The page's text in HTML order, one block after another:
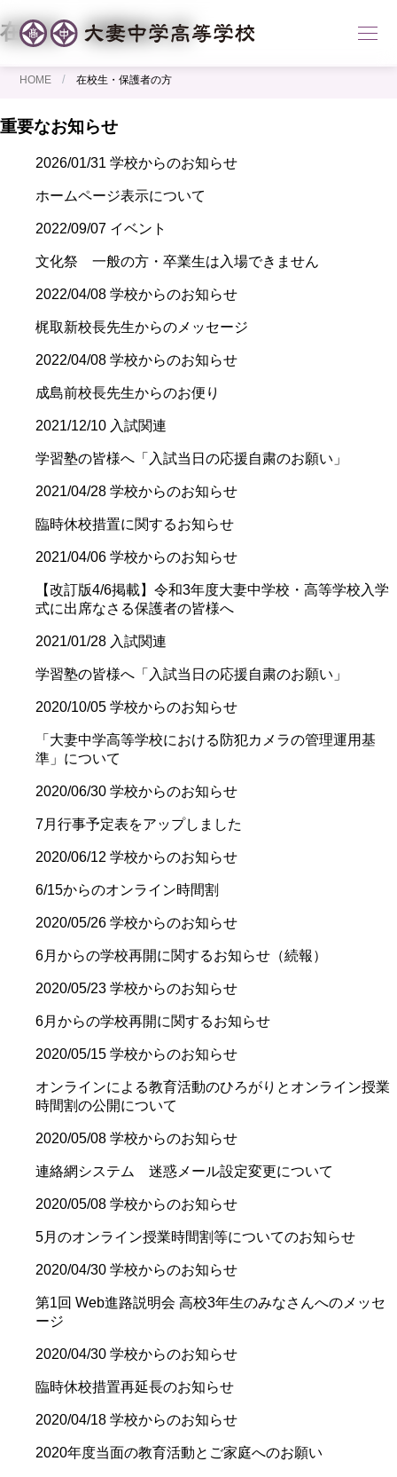
在校生・保護者の方
HOME / 在校生・保護者の方
重要なお知らせ
2026/01/31 学校からのお知らせ
ホームページ表示について
2022/09/07 イベント
文化祭 一般の方・卒業生は入場できません
2022/04/08 学校からのお知らせ
梶取新校長先生からのメッセージ
2022/04/08 学校からのお知らせ
成島前校長先生からのお便り
2021/12/10 入試関連
学習塾の皆様へ「入試当日の応援自粛のお願い」
2021/04/28 学校からのお知らせ
臨時休校措置に関するお知らせ
2021/04/06 学校からのお知らせ
【改訂版4/6掲載】令和3年度大妻中学校・高等学校入学
式に出席なさる保護者の皆様へ
2021/01/28 入試関連
学習塾の皆様へ「入試当日の応援自粛のお願い」
2020/10/05 学校からのお知らせ
「大妻中学高等学校における防犯カメラの管理運用基
準」について
2020/06/30 学校からのお知らせ
7月行事予定表をアップしました
2020/06/12 学校からのお知らせ
6/15からのオンライン時間割
2020/05/26 学校からのお知らせ
6月からの学校再開に関するお知らせ（続報）
2020/05/23 学校からのお知らせ
6月からの学校再開に関するお知らせ
2020/05/15 学校からのお知らせ
オンラインによる教育活動のひろがりとオンライン授業
時間割の公開について
2020/05/08 学校からのお知らせ
連絡網システム 迷惑メール設定変更について
2020/05/08 学校からのお知らせ
5月のオンライン授業時間割等についてのお知らせ
2020/04/30 学校からのお知らせ
第1回 Web進路説明会 高校3年生のみなさんへのメッセ
ージ
2020/04/30 学校からのお知らせ
臨時休校措置再延長のお知らせ
2020/04/18 学校からのお知らせ
2020年度当面の教育活動とご家庭へのお願い